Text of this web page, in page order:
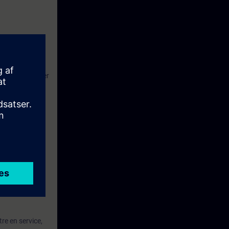
le configurer
à la
en service,